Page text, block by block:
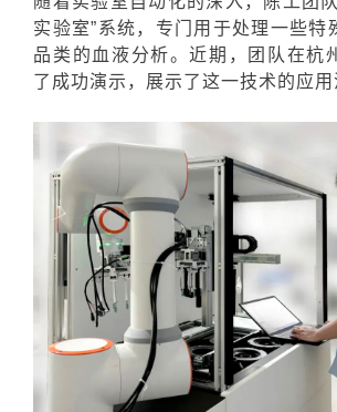
实验室”系统，专门用于处理一些特
品类的血液分析。近期，团队在杭
了成功演示， 展示了这一技术的应用